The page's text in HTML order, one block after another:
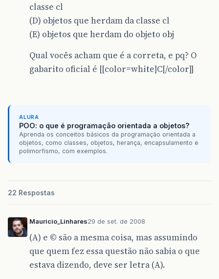
classe cl
(D) objetos que herdam da classe cl
(E) objetos que herdam do objeto obj
Qual vocês acham que é a correta, e pq? O
gabarito oficial é [[color=white]C[/color]]
ALURA
POO: o que é programação orientada a objetos?
Aprenda os conceitos básicos da programação orientada a
objetos, como classes, objetos, herança, encapsulamento e
polimorfismo, com exemplos.
22 Respostas
Mauricio_Linhares29 de set. de 2008
(A) e © são a mesma coisa, mas assumindo
que quem fez essa questão não sabia o que
estava dizendo, deve ser letra (A).